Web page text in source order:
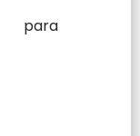
para